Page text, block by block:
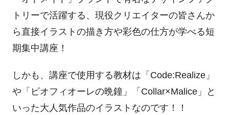
トリーで活躍する、現役クリエイターの皆さんか
ら直接イラストの描き方や彩色の仕方が学べる短
期集中講座！
しかも、講座で使用する教材は「Code:Realize」
や「ピオフィオーレの晩鐘」「Collar×Malice」と
いった大人気作品のイラストなのです！！